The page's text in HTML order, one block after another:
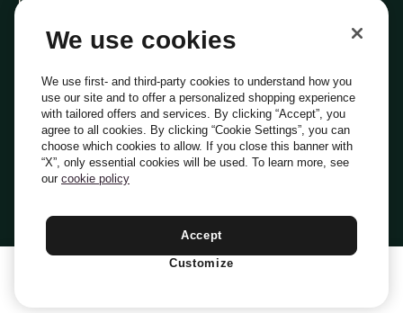
Everli Shoppers
About Us
Everli News
Domande frequenti
Lavora con noi
Diventa Shopper
Investitori
PrivacyCookiePreferenze Cookie
Termini e CondizioniCodice Etico
Indirizzo PEC: everli@pec.it - indirizzo DPO: dpo@everli.com
Italiano
We use cookies
We use first- and third-party cookies to understand how you
use our site and to offer a personalized shopping experience
with tailored offers and services. By clicking “Accept”, you
agree to all cookies. By clicking “Cookie Settings”, you can
choose which cookies to allow. If you close this banner with
“X”, only essential cookies will be used. To learn more, see
our cookie policy
Accept
Customize